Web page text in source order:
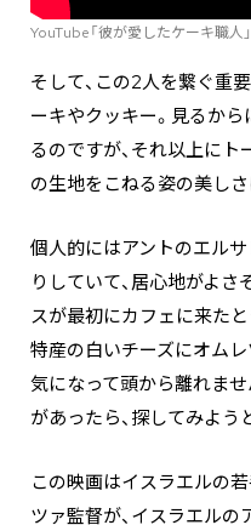
YouTube「彼が愛したケーキ職人」
そして、この2人を繋ぐ重
ーキやクッキー。見るか
るのですが、それ以上に
の生地をこねる姿の美しさ
個人的にはアントのエル
りしていて、居心地がよさ
スが最初にカフェに来たと
特産の白いチーズにオム
気になって頭から離れま
があったら、探してみよう
この映画はイスラエルの若
ツァ監督が、イスラエル